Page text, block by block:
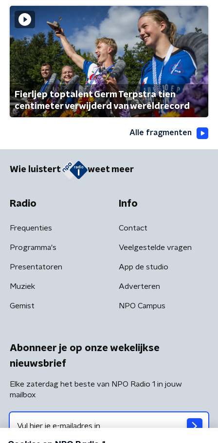
Fierljep toptalent Germ Terpstra tien
centimeter verwijderd van wereldrecord
Alle fragmenten
Wie luistert weet meer
Radio
Frequenties
Programma's
Presentatoren
Muziek
Gemist
Info
Contact
Veelgestelde vragen
App de studio
Adverteren
NPO Campus
Abonneer je op onze wekelijkse
nieuwsbrief
Elke zaterdag het beste van NPO Radio 1 in jouw
mailbox